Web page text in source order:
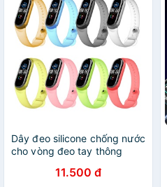
Dây đeo silicone chống nước
cho vòng đeo tay thông
miband 6 5 4 3
11.500 đ